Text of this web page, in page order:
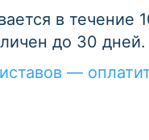
в
до 30 дней.
—